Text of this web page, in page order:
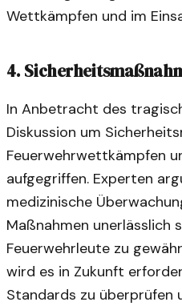
Wettkämpfen und im
4.
In Anbetracht des
Diskussion um
Feuerwehrwettkämpfen
aufgegriffen. Experten
medizinische
Maßnahmen unerlässlich
Feuerwehrleute zu
wird es in Zukunft
Standards zu überprüfen